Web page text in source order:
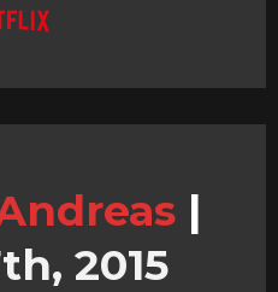
|
2015